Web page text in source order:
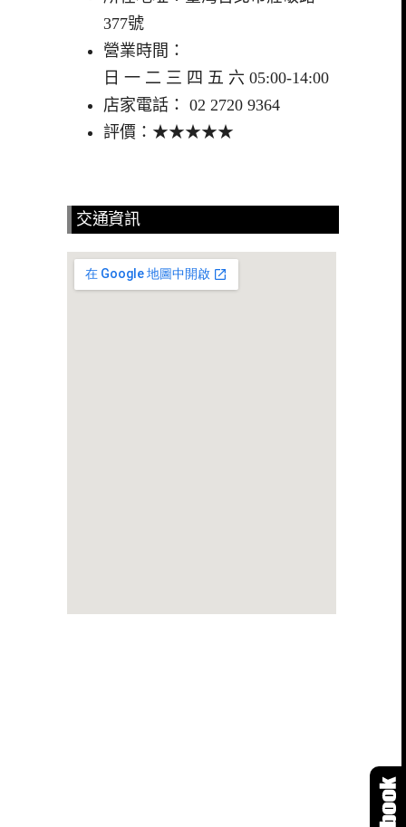
377號
營業時間：
日 一 二 三 四 五 六 05:00-14:00
店家電話： 02 2720 9364
評價：★★★★★
交通資訊